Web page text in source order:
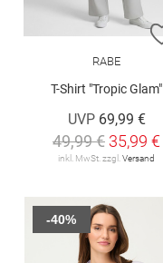
RABE
T-Shirt "Tropic Glam"
UVP 69,99 €
49,99 € 35,99 €
inkl. MwSt. zzgl. Versand
-40%